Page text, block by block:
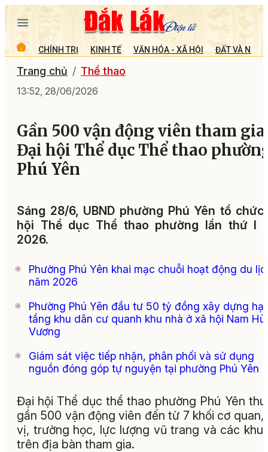
CHÍNH TRỊ KINH TẾ VĂN HÓA - XÃ HỘI ĐẤT VÀ
Trang chủ Thể thao
13:52, 28/06/2026
Gần 500 vận động viên tham gia
Đại hội Thể dục Thể thao
Phú Yên
Sáng 28/6, UBND phường Phú Yên tổ
hội Thể dục Thể thao phường lần thứ I
2026.
Phường Phú Yên khai mạc chuỗi hoạt động du
năm 2026
Phường Phú Yên đầu tư 50 tỷ đồng xây dựng hạ
tầng khu dân cư quanh khu nhà ở xã hội Nam
Vương
Giám sát việc tiếp nhận, phân phối và sử dụng
nguồn đóng góp tự nguyện tại phường Phú Yên
Đại hội Thể dục thể thao phường Phú Yên
gần 500 vận động viên đến từ 7 khối cơ quan,
vị, trường học, lực lượng vũ trang và các khu
trên địa bàn tham gia.